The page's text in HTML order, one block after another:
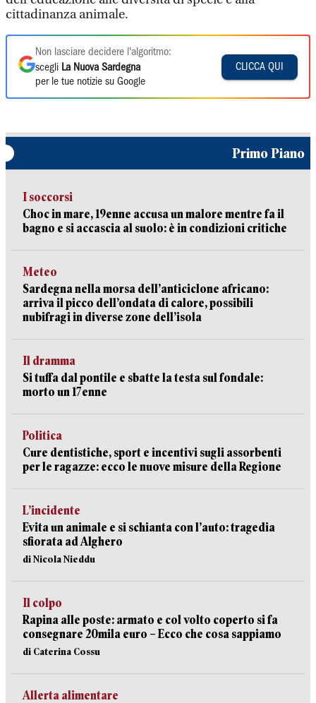
cittadinanza animale.
Non lasciare decidere l'algoritmo:
scegli La Nuova Sardegna
per le tue notizie su Google
CLICCA QUI
Primo Piano
I soccorsi
Choc in mare, 19enne accusa un malore mentre fa il
bagno e si accascia al suolo: è in condizioni critiche
Meteo
Sardegna nella morsa dell’anticiclone africano:
arriva il picco dell’ondata di calore, possibili
nubifragi in diverse zone dell’isola
Il dramma
Si tuffa dal pontile e sbatte la testa sul fondale:
morto un 17enne
Politica
Cure dentistiche, sport e incentivi sugli assorbenti
per le ragazze: ecco le nuove misure della Regione
L’incidente
Evita un animale e si schianta con l’auto: tragedia
sfiorata ad Alghero
di Nicola Nieddu
Il colpo
Rapina alle poste: armato e col volto coperto si fa
consegnare 20mila euro – Ecco che cosa sappiamo
di Caterina Cossu
Allerta alimentare